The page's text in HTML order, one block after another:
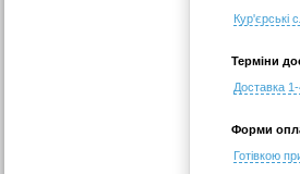
Кур'єрські
Терміни
Доставка 1-
Форми
Готівкою